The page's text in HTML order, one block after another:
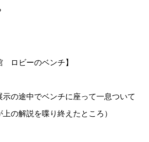
ロビーのベンチ】
示の途中でベンチに座って一息ついて
の解説を喋り終えたところ）